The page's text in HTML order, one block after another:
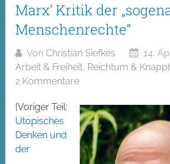
Marx’ Kritik der
Menschenrechte“
VonChristian Siefkes
14.
Arbeit & Freiheit, Reichtum &
2 Kommentare
[Voriger Teil:
Utopisches
Denken und
der